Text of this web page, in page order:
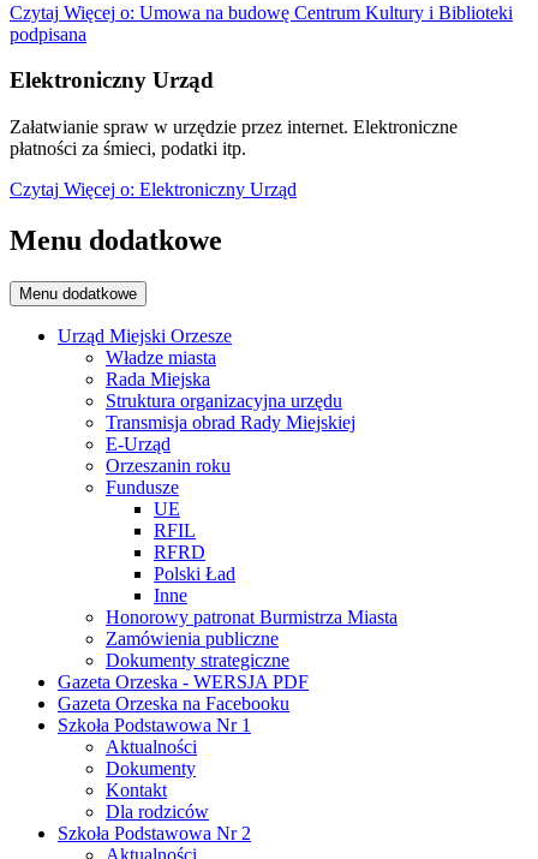
Czytaj Więcej o: Umowa na budowę Centrum Kultury i Biblioteki
podpisana
Elektroniczny Urząd
Załatwianie spraw w urzędzie przez internet. Elektroniczne
płatności za śmieci, podatki itp.
Czytaj Więcej o: Elektroniczny Urząd
Menu dodatkowe
Menu dodatkowe
Urząd Miejski Orzesze
Władze miasta
Rada Miejska
Struktura organizacyjna urzędu
Transmisja obrad Rady Miejskiej
E-Urząd
Orzeszanin roku
Fundusze
UE
RFIL
RFRD
Polski Ład
Inne
Honorowy patronat Burmistrza Miasta
Zamówienia publiczne
Dokumenty strategiczne
Gazeta Orzeska - WERSJA PDF
Gazeta Orzeska na Facebooku
Szkoła Podstawowa Nr 1
Aktualności
Dokumenty
Kontakt
Dla rodziców
Szkoła Podstawowa Nr 2
Aktualności